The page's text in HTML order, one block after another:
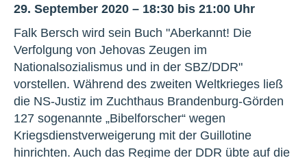
29. September 2020 – 18:30 bis 21:00 Uhr
Falk Bersch wird sein Buch "Aberkannt! Die
Verfolgung von Jehovas Zeugen im
Nationalsozialismus und in der SBZ/DDR"
vorstellen. Während des zweiten Weltkrieges ließ
die NS-Justiz im Zuchthaus Brandenburg-Görden
127 sogenannte „Bibelforscher“ wegen
Kriegsdienstverweigerung mit der Guillotine
hinrichten. Auch das Regime der DDR übte auf die